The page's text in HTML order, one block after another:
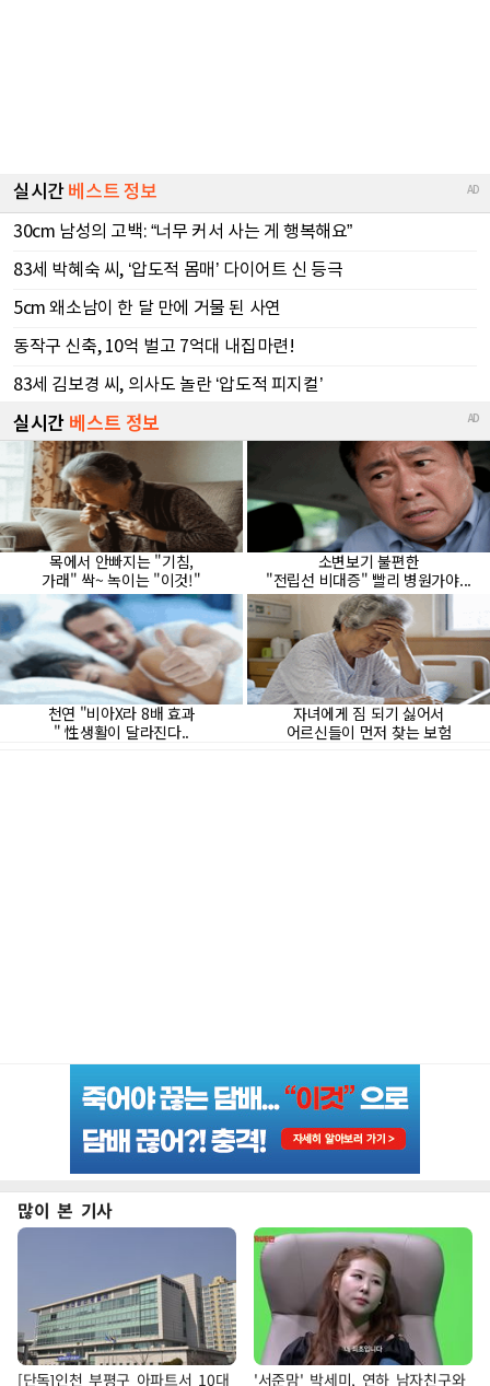
많이 본 기사
[단독]인천 부평구 아파트서 10대 '서준맘' 박세미, 연하 남자친구와